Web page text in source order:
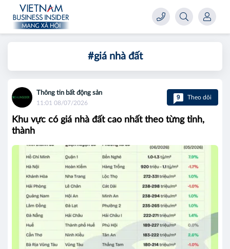
#giá nhà đất
Thông tin bất động sản
11:01 08/07/2026
9 Theo dõi
Khu vực có giá nhà đất cao nhất theo từng tỉnh,
thành